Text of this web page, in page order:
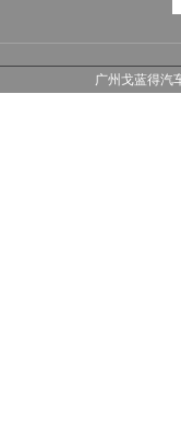
广州戈蓝得汽